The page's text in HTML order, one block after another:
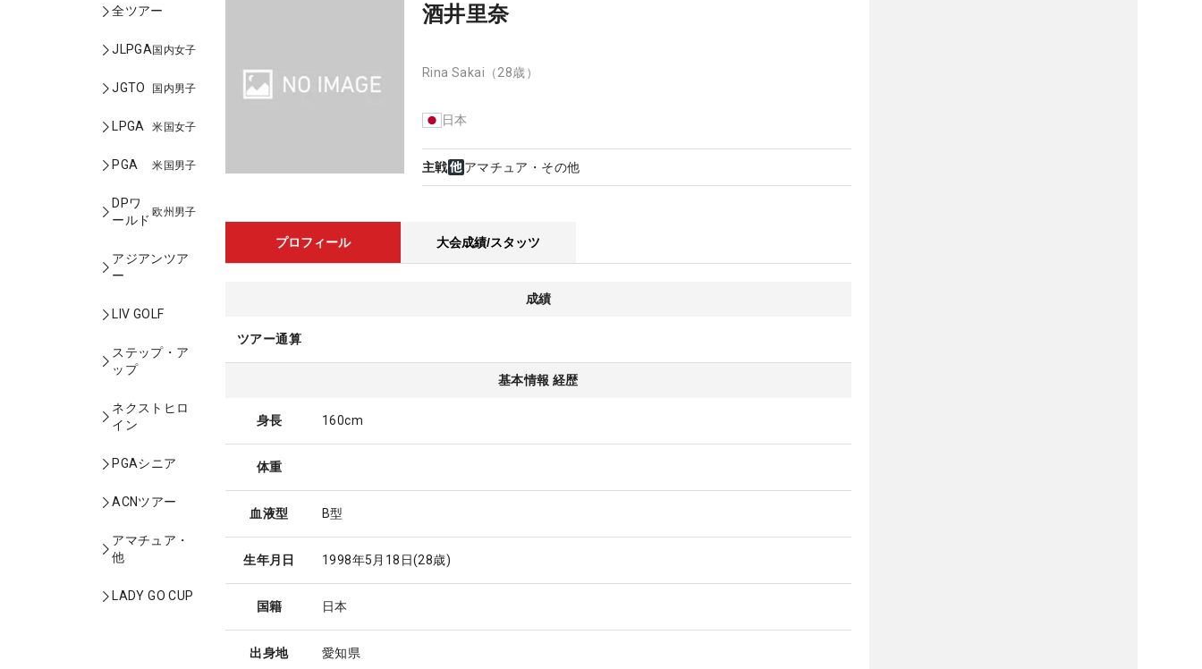
全ツアー
JLPGA国内女子
JGTO 国内男子
LPGA 米国女子
PGA 米国男子
DPワ
ールド
欧州男子
アジアンツア
ー
LIV GOLF
ステップ・ア
ップ
ネクストヒロ
イン
PGAシニア
ACNツアー
アマチュア・
他
LADY GO CUP
酒井里奈
Rina Sakai （28歳）
日本
主戦 アマチュア・その他
プロフィール 大会成績/スタッツ
成績
ツアー通算
基本情報 経歴
身長 160cm
体重
血液型 B型
生年月日 1998年5月18日(28歳)
国籍 日本
出身地 愛知県